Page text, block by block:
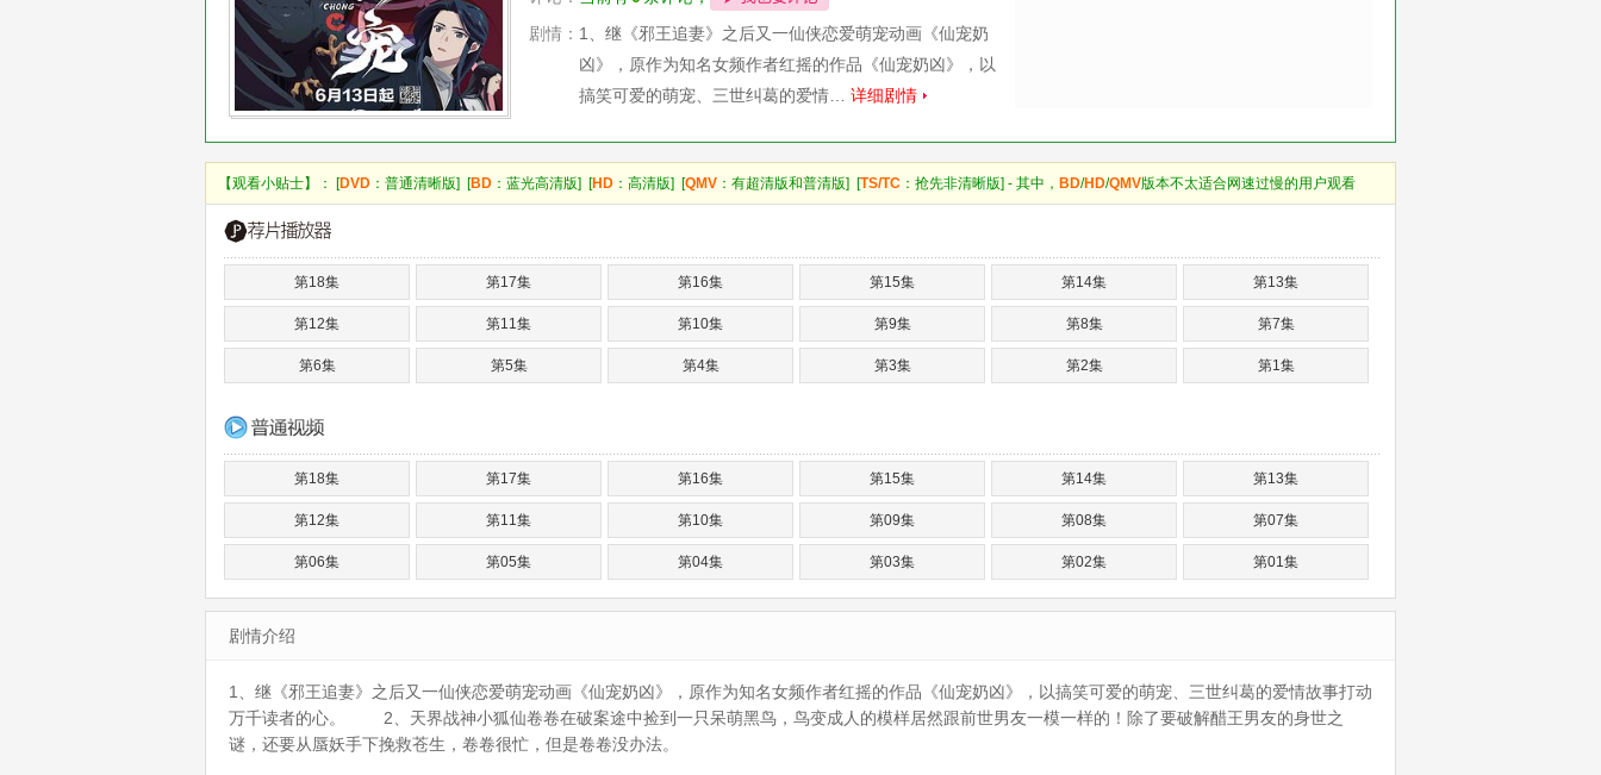
剧情： 1、继《邪王追妻》之后又一仙侠恋爱萌宠动画《仙宠奶
凶》，原作为知名女频作者红摇的作品《仙宠奶凶》，以
搞笑可爱的萌宠、三世纠葛的爱情… 详细剧情
【观看小贴士】： [DVD ：普通清晰版] [BD ：蓝光高清版] [HD ：高清版] [QMV ：有超清版和普清版] [TS/TC ：抢先非清晰版] - 其中， BD/HD/QMV版本不太适合网速过慢的用户观看
第18集 第17集 第16集 第15集 第14集 第13集
第12集 第11集 第10集 第9集 第8集 第7集
第6集 第5集 第4集 第3集 第2集 第1集
第18集 第17集 第16集 第15集 第14集 第13集
第12集 第11集 第10集 第09集 第08集 第07集
第06集 第05集 第04集 第03集 第02集 第01集
剧情介绍
1、继《邪王追妻》之后又一仙侠恋爱萌宠动画《仙宠奶凶》，原作为知名女频作者红摇的作品《仙宠奶凶》，以搞笑可爱的萌宠、三世纠葛的爱情故事打动
万千读者的心。 2、天界战神小狐仙卷卷在破案途中捡到一只呆萌黑鸟，鸟变成人的模样居然跟前世男友一模一样的！除了要破解醋王男友的身世之
谜，还要从蜃妖手下挽救苍生，卷卷很忙，但是卷卷没办法。